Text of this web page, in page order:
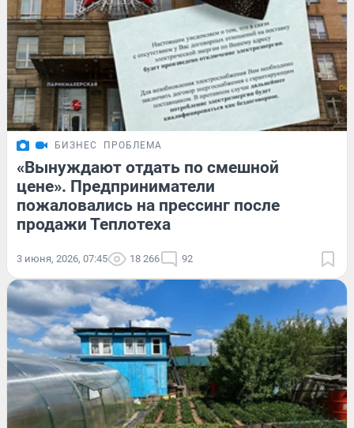
БИЗНЕС ПРОБЛЕМА
«Вынуждают отдать по смешной
цене». Предприниматели
пожаловались на прессинг после
продажи Теплотеха
3 июня, 2026, 07:45 18 266 92